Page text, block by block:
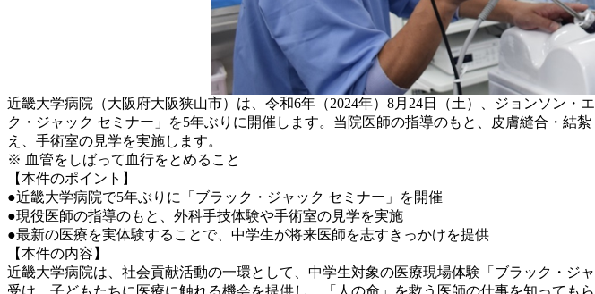
近畿大学病院（大阪府大阪狭山市）は、令和6年（2024年）8月24日（土）、ジョンソン
ク・ジャック セミナー」を5年ぶりに開催します。当院医師の指導のもと、皮膚縫合・
え、手術室の見学を実施します。
※ 血管をしばって血行をとめること
【本件のポイント】
●近畿大学病院で5年ぶりに「ブラック・ジャック セミナー」を開催
●現役医師の指導のもと、外科手技体験や手術室の見学を実施
●最新の医療を実体験することで、中学生が将来医師を志すきっかけを提供
【本件の内容】
近畿大学病院は、社会貢献活動の一環として、中学生対象の医療現場体験「ブラック・
受け、子どもたちに医療に触れる機会を提供し、「人の命」を救う医師の仕事を知って